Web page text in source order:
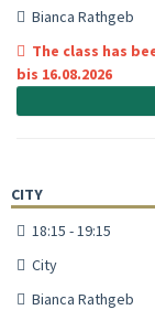
Bianca Rathgeb
The class has
bis 16.08.2026
CITY
18:15 - 19:15
City
Bianca Rathgeb